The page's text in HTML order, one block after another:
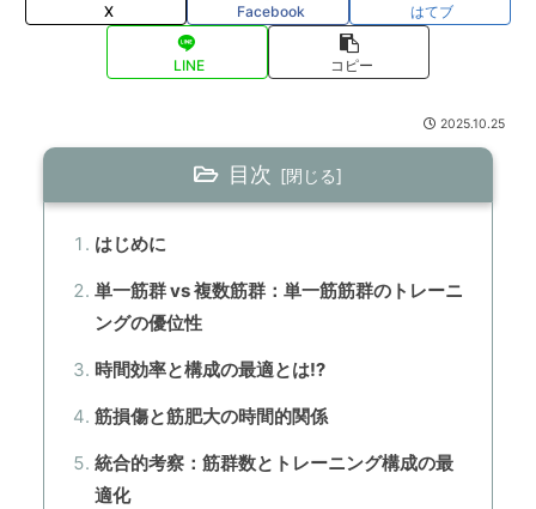
X Facebook はてブ
LINE コピー
2025.10.25
目次
はじめに
単一筋群 vs 複数筋群：単一筋筋群のトレーニ
ングの優位性
時間効率と構成の最適とは⁉
筋損傷と筋肥大の時間的関係
統合的考察：筋群数とトレーニング構成の最
適化